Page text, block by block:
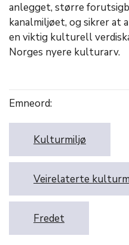
anlegget, større
kanalmiljøet, og sikrer
en viktig kulturell
Norges nyere kulturarv.
Emneord:
Kulturmiljø
Veirelaterte
Fredet